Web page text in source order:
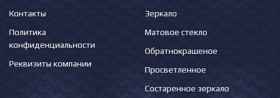
Контакты
Политика
конфиденциальности
Реквизиты компании
Зеркало
Матовое стекло
Обратнокрашеное
Просветленное
Состаренное зеркало